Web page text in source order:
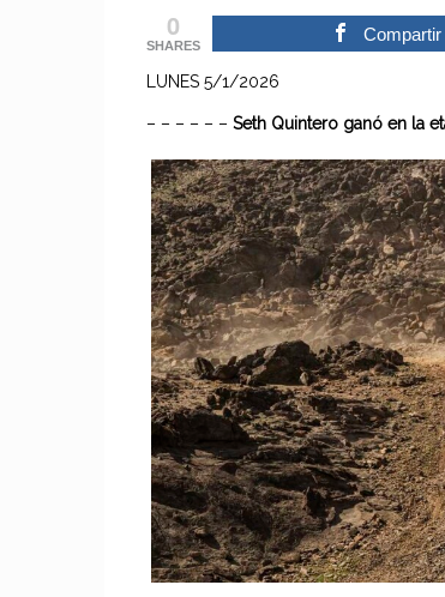
Clickable
link
page.
website
or
works.
0
SHARES
Compartir
LUNES 5/1/2026
– – – – – – Seth Quintero ganó en la